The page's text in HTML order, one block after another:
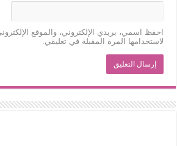
احفظ اسمي، بريدي الإلكتروني، والموقع
لاستخدامها المرة المقبلة في تعليقي.